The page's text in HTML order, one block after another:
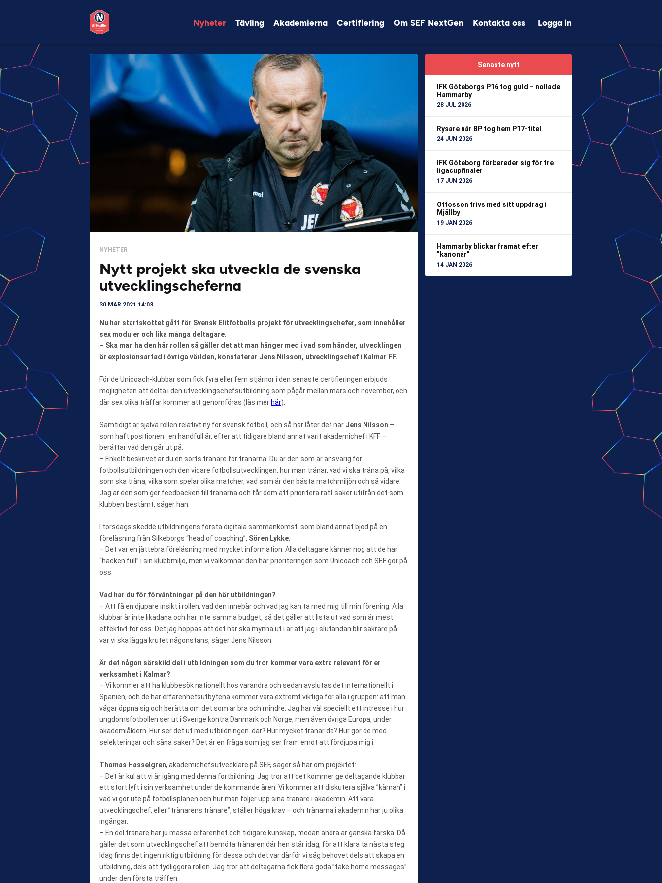
Nyheter Tävling Akademierna Certifiering Om SEF NextGen Kontakta oss Logga in
NYHETER
Nytt projekt ska utveckla de svenska
utvecklingscheferna
30 MAR 2021 14:03
Nu har startskottet gått för Svensk Elitfotbolls projekt för utvecklingschefer, som innehåller
sex moduler och lika många deltagare.
– Ska man ha den här rollen så gäller det att man hänger med i vad som händer, utvecklingen
är explosionsartad i övriga världen, konstaterar Jens Nilsson, utvecklingschef i Kalmar FF.
För de Unicoach-klubbar som fick fyra eller fem stjärnor i den senaste certifieringen erbjuds
möjligheten att delta i den utvecklingschefsutbildning som pågår mellan mars och november, och
där sex olika träffar kommer att genomföras (läs mer här).
Samtidigt är själva rollen relativt ny för svensk fotboll, och så här låter det när Jens Nilsson –
som haft positionen i en handfull år, efter att tidigare bland annat varit akademichef i KFF –
berättar vad den går ut på:
– Enkelt beskrivet är du en sorts tränare för tränarna. Du är den som är ansvarig för
fotbollsutbildningen och den vidare fotbollsutvecklingen: hur man tränar, vad vi ska träna på, vilka
som ska träna, vilka som spelar olika matcher, vad som är den bästa matchmiljön och så vidare.
Jag är den som ger feedbacken till tränarna och får dem att prioritera rätt saker utifrån det som
klubben bestämt, säger han.
I torsdags skedde utbildningens första digitala sammankomst, som bland annat bjöd på en
föreläsning från Silkeborgs “head of coaching”, Sören Lykke.
– Det var en jättebra föreläsning med mycket information. Alla deltagare känner nog att de har
“häcken full” i sin klubbmiljö, men vi välkomnar den här prioriteringen som Unicoach och SEF gör på
oss.
Vad har du för förväntningar på den här utbildningen?
– Att få en djupare insikt i rollen, vad den innebär och vad jag kan ta med mig till min förening. Alla
klubbar är inte likadana och har inte samma budget, så det gäller att lista ut vad som är mest
effektivt för oss. Det jag hoppas att det här ska mynna ut i är att jag i slutändan blir säkrare på
var vi ska lägga krutet någonstans, säger Jens Nilsson.
Är det någon särskild del i utbildningen som du tror kommer vara extra relevant för er
verksamhet i Kalmar?
– Vi kommer att ha klubbesök nationellt hos varandra och sedan avslutas det internationellt i
Spanien, och de här erfarenhetsutbytena kommer vara extremt viktiga för alla i gruppen: att man
vågar öppna sig och berätta om det som är bra och mindre. Jag har väl speciellt ett intresse i hur
ungdomsfotbollen ser ut i Sverige kontra Danmark och Norge, men även övriga Europa, under
akademiåldern. Hur ser det ut med utbildningen där? Hur mycket tränar de? Hur gör de med
selekteringar och såna saker? Det är en fråga som jag ser fram emot att fördjupa mig i.
Thomas Hasselgren, akademichefsutvecklare på SEF, säger så här om projektet:
– Det är kul att vi är igång med denna fortbildning. Jag tror att det kommer ge deltagande klubbar
ett stort lyft i sin verksamhet under de kommande åren. Vi kommer att diskutera själva ”kärnan” i
vad vi gör ute på fotbollsplanen och hur man följer upp sina tränare i akademin. Att vara
utvecklingschef, eller ”tränarens tränare”, ställer höga krav – och tränarna i akademin har ju olika
ingångar.
– En del tränare har ju massa erfarenhet och tidigare kunskap, medan andra är ganska färska. Då
gäller det som utvecklingschef att bemöta tränaren där hen står idag, för att klara ta nästa steg.
Idag finns det ingen riktig utbildning för dessa och det var därför vi såg behovet dels att skapa en
utbildning, dels att tydliggöra rollen. Jag tror att deltagarna fick flera goda ”take home messages”
under den första träffen.
Senaste nytt
IFK Göteborgs P16 tog guld – nollade
Hammarby
28 JUL 2026
Rysare när BP tog hem P17-titel
24 JUN 2026
IFK Göteborg förbereder sig för tre
ligacupfinaler
17 JUN 2026
Ottosson trivs med sitt uppdrag i
Mjällby
19 JAN 2026
Hammarby blickar framåt efter
”kanonår”
14 JAN 2026